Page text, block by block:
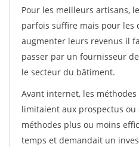
Pour les meilleurs artisans,
parfois suffire mais pour les
augmenter leurs revenus il
passer par un fournisseur
le secteur du bâtiment.
Avant internet, les
limitaient aux prospectus ou
méthodes plus ou moins
temps et demandait un